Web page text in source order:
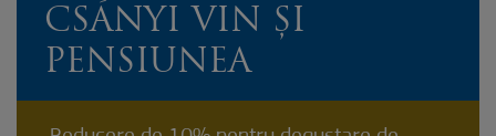
CSÁNYI VIN ȘI
PENSIUNEA